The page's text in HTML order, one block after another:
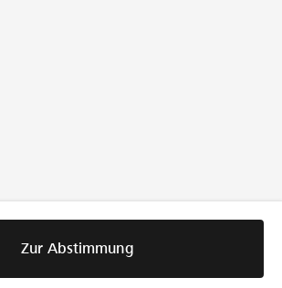
Zur Abstimmung